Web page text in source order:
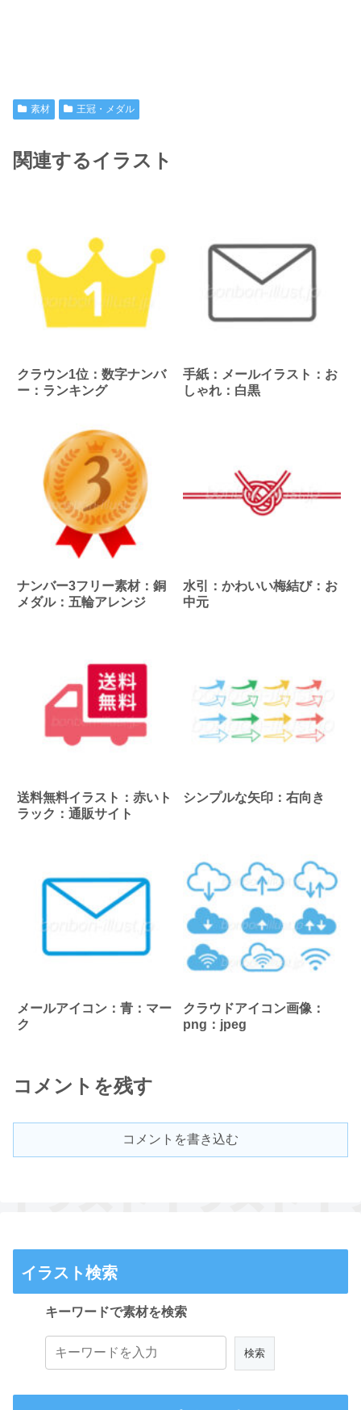
素材 王冠・メダル
関連するイラスト
クラウン1位：数字ナンバ
ー：ランキング
手紙：メールイラスト：お
しゃれ：白黒
ナンバー3フリー素材：銅
メダル：五輪アレンジ
水引：かわいい梅結び：お
中元
送料無料イラスト：赤いト
ラック：通販サイト
シンプルな矢印：右向き
メールアイコン：青：マー
ク
クラウドアイコン画像：
png：jpeg
コメントを残す
コメントを書き込む
イラスト検索
キーワードで素材を検索